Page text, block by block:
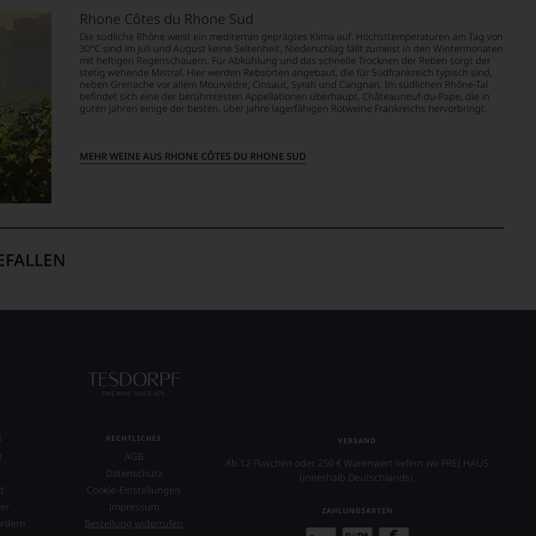
Rhone Côtes du Rhone Sud
Die südliche Rhône weist ein mediterran geprägtes Klima auf. Höchsttemperaturen am Tag von
30°C sind im Juli und August keine Seltenheit, Niederschlag fällt zumeist in den Wintermonaten
mit heftigen Regenschauern. Für Abkühlung und das schnelle Trocknen der Reben sorgt der
stetig wehende Mistral. Hier werden Rebsorten angebaut, die für Südfrankreich typisch sind,
neben Grenache vor allem Mourvèdre, Cinsaut, Syrah und Carignan. Im südlichen Rhône-Tal
befindet sich eine der berühmtesten Appellationen überhaupt, Châteauneuf-du-Pape, die in
guten Jahren einige der besten, über Jahre lagerfähigen Rotweine Frankreichs hervorbringt.
MEHR WEINE AUS RHONE CÔTES DU RHONE SUD
RECHTLICHES
AGB
Datenschutz
Cookie-Einstellungen
Impressum
Bestellung widerrufen
VERSAND
Ab 12 Flaschen oder 250 € Warenwert liefern wir FREI HAUS
(innerhalb Deutschlands).
ZAHLUNGSARTEN